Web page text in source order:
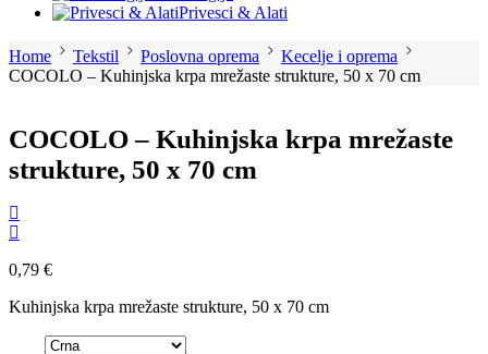
Privesci & Alati
Home Tekstil Poslovna oprema
Kecelje i oprema
COCOLO – Kuhinjska krpa mrežaste strukture, 50 x 70 cm
COCOLO – Kuhinjska krpa mrežaste
strukture, 50 x 70 cm
0,79 €
Kuhinjska krpa mrežaste strukture, 50 x 70 cm